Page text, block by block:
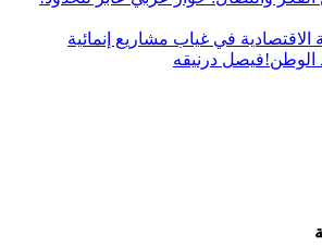
الاقتصادية في غياب مشاريع إنمائية
الوطن!فيصل درنيقه